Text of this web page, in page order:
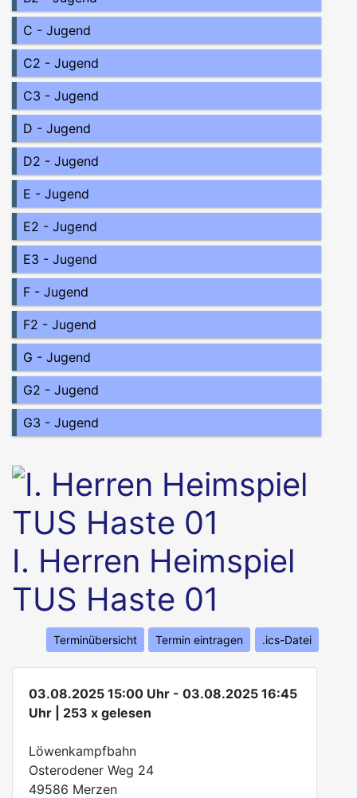
C - Jugend
C2 - Jugend
C3 - Jugend
D - Jugend
D2 - Jugend
E - Jugend
E2 - Jugend
E3 - Jugend
F - Jugend
F2 - Jugend
G - Jugend
G2 - Jugend
G3 - Jugend
I. Herren Heimspiel
TUS Haste 01
Terminübersicht Termin eintragen .ics-Datei
03.08.2025 15:00 Uhr - 03.08.2025 16:45
Uhr | 253 x gelesen
Löwenkampfbahn
Osterodener Weg 24
49586 Merzen